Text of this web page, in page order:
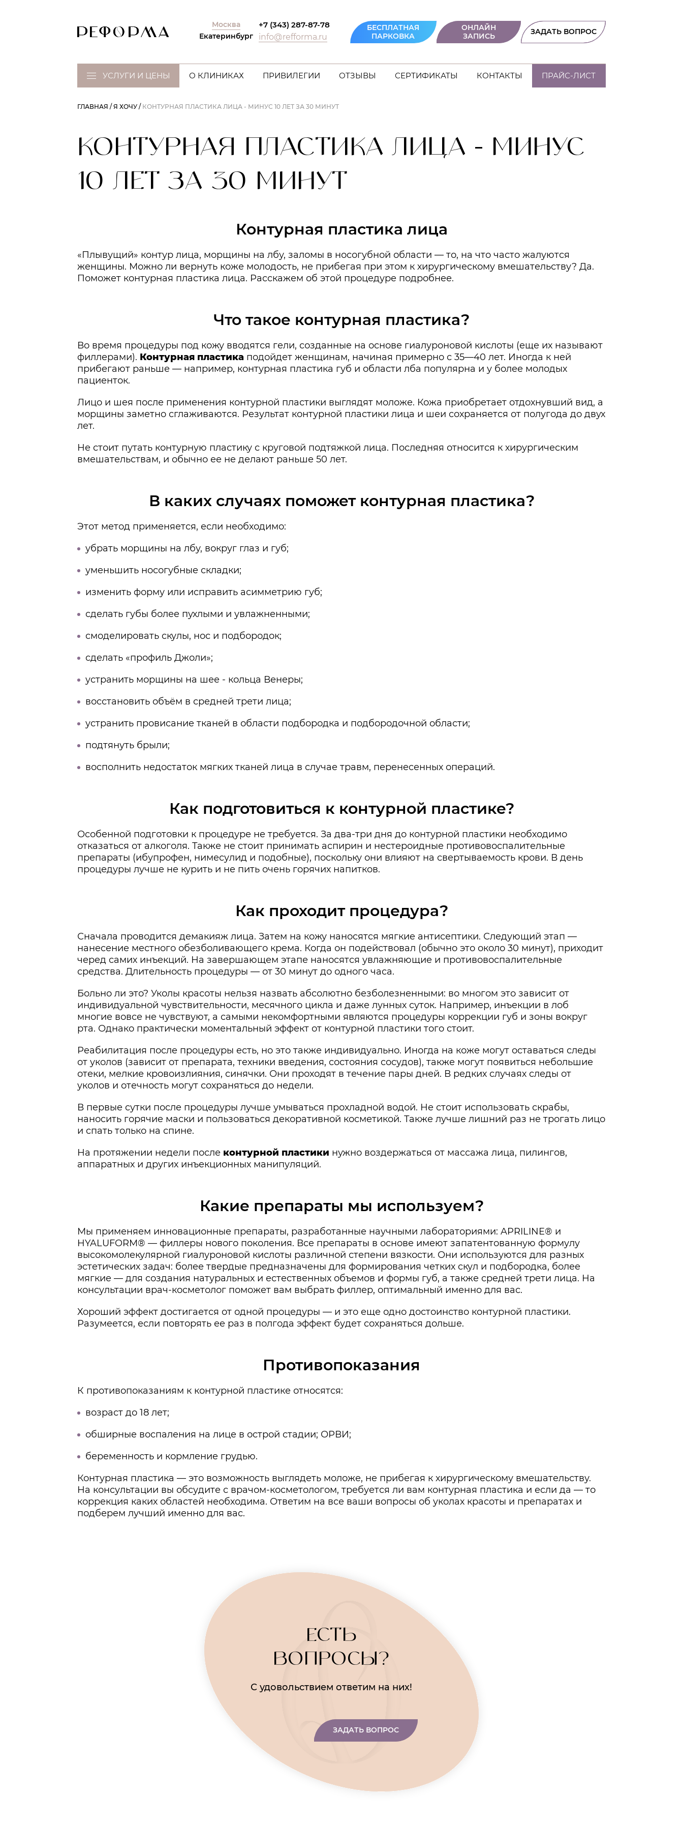
Москва
Екатеринбург
+7 (343) 287-87-78
info@refforma.ru
БЕСПЛАТНАЯ
ПАРКОВКА
ОНЛАЙН
ЗАПИСЬ
ЗАДАТЬ ВОПРОС
УСЛУГИ И ЦЕНЫ О КЛИНИКАХ ПРИВИЛЕГИИ ОТЗЫВЫ СЕРТИФИКАТЫ КОНТАКТЫ ПРАЙС-ЛИСТ
ГЛАВНАЯ Я ХОЧУ КОНТУРНАЯ ПЛАСТИКА ЛИЦА - МИНУС 10 ЛЕТ ЗА 30 МИНУТ
КОНТУРНАЯ ПЛАСТИКА ЛИЦА - МИНУС
10 ЛЕТ ЗА 30 МИНУТ
Контурная пластика лица
«Плывущий» контур лица, морщины на лбу, заломы в носогубной области — то, на что часто жалуются
женщины. Можно ли вернуть коже молодость, не прибегая при этом к хирургическому вмешательству? Да.
Поможет контурная пластика лица. Расскажем об этой процедуре подробнее.
Что такое контурная пластика?
Во время процедуры под кожу вводятся гели, созданные на основе гиалуроновой кислоты (еще их называют
филлерами). Контурная пластика подойдет женщинам, начиная примерно с 35—40 лет. Иногда к ней
прибегают раньше — например, контурная пластика губ и области лба популярна и у более молодых
пациенток.
Лицо и шея после применения контурной пластики выглядят моложе. Кожа приобретает отдохнувший вид, а
морщины заметно сглаживаются. Результат контурной пластики лица и шеи сохраняется от полугода до двух
лет.
Не стоит путать контурную пластику с круговой подтяжкой лица. Последняя относится к хирургическим
вмешательствам, и обычно ее не делают раньше 50 лет.
В каких случаях поможет контурная пластика?
Этот метод применяется, если необходимо:
убрать морщины на лбу, вокруг глаз и губ;
уменьшить носогубные складки;
изменить форму или исправить асимметрию губ;
сделать губы более пухлыми и увлажненными;
смоделировать скулы, нос и подбородок;
сделать «профиль Джоли»;
устранить морщины на шее - кольца Венеры;
восстановить объём в средней трети лица;
устранить провисание тканей в области подбородка и подбородочной области;
подтянуть брыли;
восполнить недостаток мягких тканей лица в случае травм, перенесенных операций.
Как подготовиться к контурной пластике?
Особенной подготовки к процедуре не требуется. За два-три дня до контурной пластики необходимо
отказаться от алкоголя. Также не стоит принимать аспирин и нестероидные противовоспалительные
препараты (ибупрофен, нимесулид и подобные), поскольку они влияют на свертываемость крови. В день
процедуры лучше не курить и не пить очень горячих напитков.
Как проходит процедура?
Сначала проводится демакияж лица. Затем на кожу наносятся мягкие антисептики. Следующий этап —
нанесение местного обезболивающего крема. Когда он подействовал (обычно это около 30 минут), приходит
черед самих инъекций. На завершающем этапе наносятся увлажняющие и противовоспалительные
средства. Длительность процедуры — от 30 минут до одного часа.
Больно ли это? Уколы красоты нельзя назвать абсолютно безболезненными: во многом это зависит от
индивидуальной чувствительности, месячного цикла и даже лунных суток. Например, инъекции в лоб
многие вовсе не чувствуют, а самыми некомфортными являются процедуры коррекции губ и зоны вокруг
рта. Однако практически моментальный эффект от контурной пластики того стоит.
Реабилитация после процедуры есть, но это также индивидуально. Иногда на коже могут оставаться следы
от уколов (зависит от препарата, техники введения, состояния сосудов), также могут появиться небольшие
отеки, мелкие кровоизлияния, синячки. Они проходят в течение пары дней. В редких случаях следы от
уколов и отечность могут сохраняться до недели.
В первые сутки после процедуры лучше умываться прохладной водой. Не стоит использовать скрабы,
наносить горячие маски и пользоваться декоративной косметикой. Также лучше лишний раз не трогать лицо
и спать только на спине.
На протяжении недели после контурной пластики нужно воздержаться от массажа лица, пилингов,
аппаратных и других инъекционных манипуляций.
Какие препараты мы используем?
Мы применяем инновационные препараты, разработанные научными лабораториями: APRILINE® и
HYALUFORM® — филлеры нового поколения. Все препараты в основе имеют запатентованную формулу
высокомолекулярной гиалуроновой кислоты различной степени вязкости. Они используются для разных
эстетических задач: более твердые предназначены для формирования четких скул и подбородка, более
мягкие — для создания натуральных и естественных объемов и формы губ, а также средней трети лица. На
консультации врач-косметолог поможет вам выбрать филлер, оптимальный именно для вас.
Хороший эффект достигается от одной процедуры — и это еще одно достоинство контурной пластики.
Разумеется, если повторять ее раз в полгода эффект будет сохраняться дольше.
Противопоказания
К противопоказаниям к контурной пластике относятся:
возраст до 18 лет;
обширные воспаления на лице в острой стадии; ОРВИ;
беременность и кормление грудью.
Контурная пластика — это возможность выглядеть моложе, не прибегая к хирургическому вмешательству.
На консультации вы обсудите с врачом-косметологом, требуется ли вам контурная пластика и если да — то
коррекция каких областей необходима. Ответим на все ваши вопросы об уколах красоты и препаратах и
подберем лучший именно для вас.
ЕСТЬ
ВОПРОСЫ?
С удовольствием ответим на них!
ЗАДАТЬ ВОПРОС